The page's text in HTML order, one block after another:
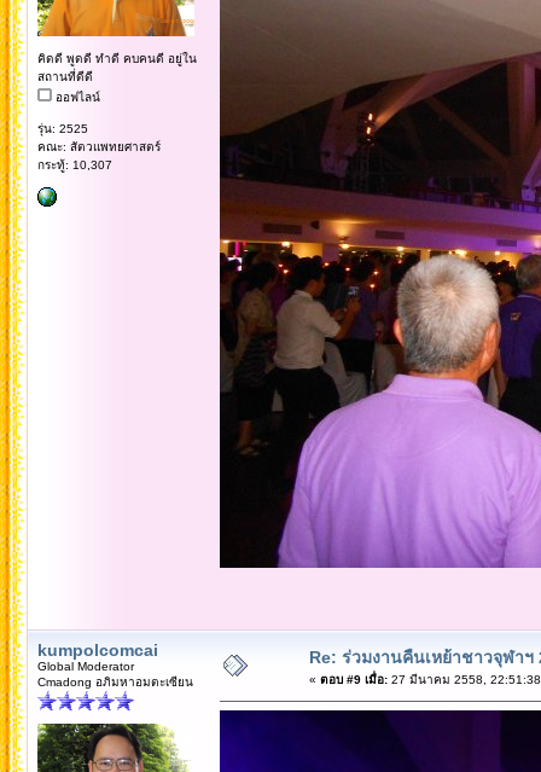
คิดดี พูดดี ทำดี คบคนดี อยู่ใน
สถานที่ดีดี
ออฟไลน์
รุ่น: 2525
คณะ: สัตวแพทยศาสตร์
กระทู้: 10,307
kumpolcomcai
Global Moderator
Cmadong อภิมหาอมตะเซียน
Re: ร่วมงานคืนเหย้าชาวจุฬาฯ
« ตอบ #9 เมื่อ:27 มีนาคม 2558,